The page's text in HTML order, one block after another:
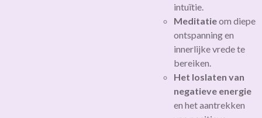
intuïtie.
Meditatieom diepe
ontspanning en
innerlijke vrede te
bereiken.
Het loslaten van
negatieve energie
en het aantrekken